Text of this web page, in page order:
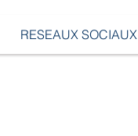
RESEAUX SOCIAUX